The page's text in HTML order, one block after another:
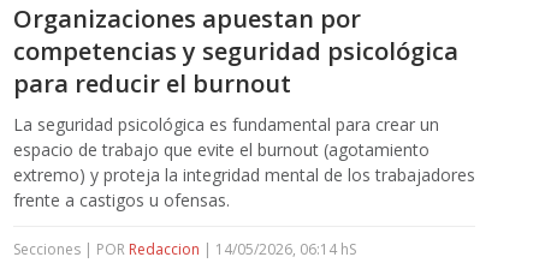
Organizaciones apuestan por
competencias y seguridad psicológica
para reducir el burnout
La seguridad psicológica es fundamental para crear un
espacio de trabajo que evite el burnout (agotamiento
extremo) y proteja la integridad mental de los trabajadores
frente a castigos u ofensas.
Secciones | POR Redaccion | 14/05/2026, 06:14 hS